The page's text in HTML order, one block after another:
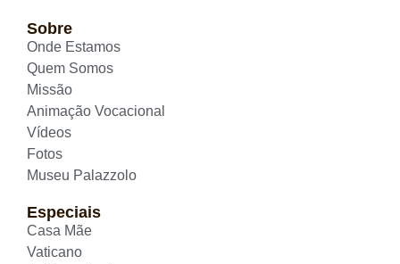
Sobre
Onde Estamos
Quem Somos
Missão
Animação Vocacional
Vídeos
Fotos
Museu Palazzolo
Especiais
Casa Mãe
Vaticano